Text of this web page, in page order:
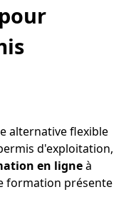
alternative flexible
d'exploitation,
en ligneà
formation présente